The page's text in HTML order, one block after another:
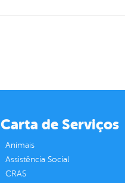
Carta de Serviços
Animais
Assistência Social
CRAS